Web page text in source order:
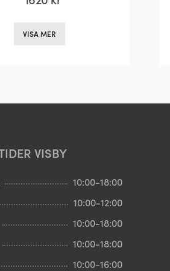
VISA MER
varianter.
väljas
på
produktsidan
VISBY
10:00-18:00
10:00-12:00
10:00-18:00
10:00-18:00
10:00-16:00